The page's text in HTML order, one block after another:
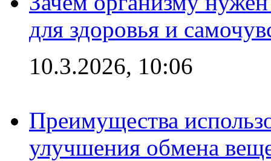
для здоровья и
10.3.2026, 10:06
Преимущества
улучшения обмена